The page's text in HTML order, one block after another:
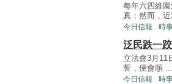
每年六四維
真；然而，
今日信報 時
泛民跌一
立法會3月11
誓，便會順 ...
今日信報 時